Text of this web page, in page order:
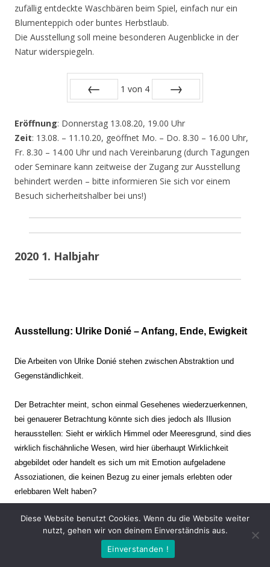
zufällig entdeckte Waschbären beim Spiel, einfach nur ein
Blumenteppich oder buntes Herbstlaub.
Die Ausstellung soll meine besonderen Augenblicke in der
Natur widerspiegeln.
1 von 4
Eröffnung: Donnerstag 13.08.20, 19.00 Uhr
Zeit: 13.08. – 11.10.20, geöffnet Mo. – Do. 8.30 – 16.00 Uhr,
Fr. 8.30 – 14.00 Uhr und nach Vereinbarung (durch Tagungen
oder Seminare kann zeitweise der Zugang zur Ausstellung
behindert werden – bitte informieren Sie sich vor einem
Besuch sicherheitshalber bei uns!)
2020 1. Halbjahr
Ausstellung: Ulrike Donié – Anfang, Ende, Ewigkeit
Die Arbeiten von Ulrike Donié stehen zwischen Abstraktion und
Gegenständlichkeit.
Der Betrachter meint, schon einmal Gesehenes wiederzuerkennen,
bei genauerer Betrachtung könnte sich dies jedoch als Illusion
herausstellen: Sieht er wirklich Himmel oder Meeresgrund, sind dies
wirklich fischähnliche Wesen, wird hier überhaupt Wirklichkeit
abgebildet oder handelt es sich um mit Emotion aufgeladene
Assoziationen, die keinen Bezug zu einer jemals erlebten oder
erlebbaren Welt haben?
Verharren und Dynamik stehen sich dabei gegenüber. Zeit steht still
oder verrinnt im Nu. Es soll dabei eine Spannung, auch farblich, bis
zur Schmerzgrenze erzeugt werden. Die Arbeiten stellen ambivalente
Diese Website benutzt Cookies. Wenn du die Website weiter
nutzt, gehen wir von deinem Einverständnis aus.
Einverstanden !